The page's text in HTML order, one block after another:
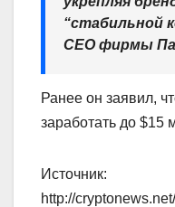
“стабильной
CEO фирмы
Ранее он заявил,
заработать до $15
Источник:
http://